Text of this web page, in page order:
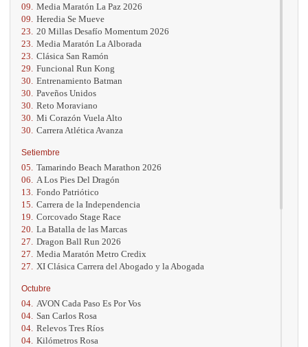
09. Media Maratón La Paz 2026
09. Heredia Se Mueve
23. 20 Millas Desafío Momentum 2026
23. Media Maratón La Alborada
23. Clásica San Ramón
29. Funcional Run Kong
30. Entrenamiento Batman
30. Paveños Unidos
30. Reto Moraviano
30. Mi Corazón Vuela Alto
30. Carrera Atlética Avanza
Setiembre
05. Tamarindo Beach Marathon 2026
06.
A Los Pies Del Dragón
13. Fondo Patriótico
15. Carrera de la Independencia
19. Corcovado Stage Race
20. La Batalla de las Marcas
27. Dragon Ball Run 2026
27. Media Maratón Metro Credix
27.
XI Clásica Carrera del Abogado y la Abogada
Octubre
04. AVON Cada Paso Es Por Vos
04. San Carlos Rosa
04. Relevos Tres Ríos
04. Kilómetros Rosa